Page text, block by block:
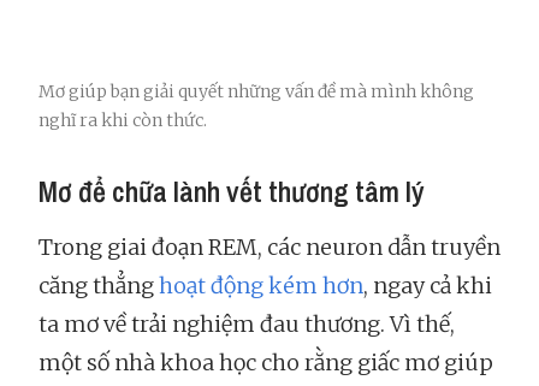
Mơ giúp bạn giải quyết những vấn đề mà mình không
nghĩ ra khi còn thức.
Mơ để chữa lành vết thương tâm lý
Trong giai đoạn REM, các neuron dẫn truyền
căng thẳnghoạt động kém hơn, ngay cả khi
ta mơ về trải nghiệm đau thương. Vì thế,
một số nhà khoa học cho rằng giấc mơ giúp